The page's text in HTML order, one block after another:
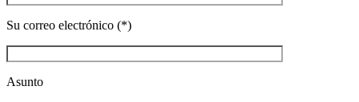
Su correo electrónico (*)
Asunto